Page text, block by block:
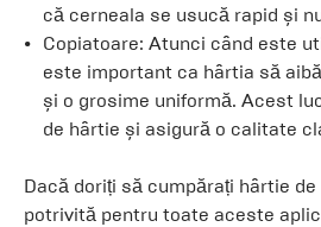
că cerneala se usucă rapid și
Copiatoare: Atunci când este
este important ca hârtia să
și o grosime uniformă. Acest
de hârtie și asigură o calitate
Dacă doriți să cumpărați hârtie
potrivită pentru toate aceste